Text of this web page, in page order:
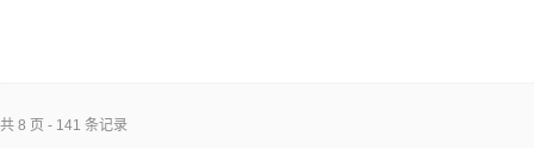
共 8 页 - 141 条记录